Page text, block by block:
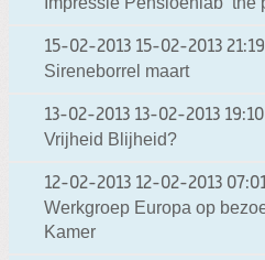
15-02-2013 15-02-2013 21:19
Sireneborrel maart
13-02-2013 13-02-2013 19:10
Vrijheid Blijheid?
12-02-2013 12-02-2013
Werkgroep Europa op
Kamer